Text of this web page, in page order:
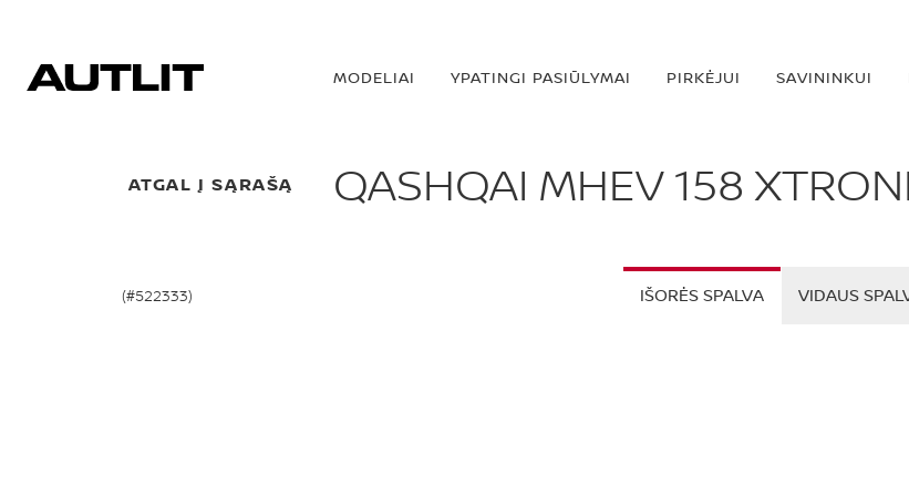
MODELIAI YPATINGI PASIŪLYMAI PIRKĖJUI SAVININKUI
ATGAL Į SĄRAŠĄ QASHQAI MHEV 158
(#522333) IŠORĖS SPALVA VIDAUS